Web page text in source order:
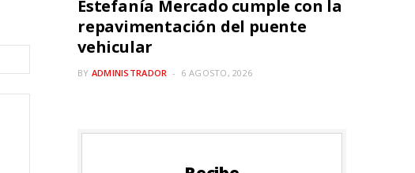
Estefanía Mercado cumple con la
repavimentación del puente
vehicular
BY ADMINISTRADOR 6 AGOSTO, 2026